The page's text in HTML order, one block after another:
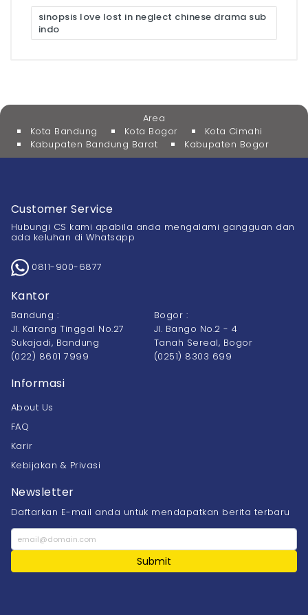
sinopsis love lost in neglect chinese drama sub
indo
Area
Kota Bandung
Kota Bogor
Kota Cimahi
Kabupaten Bandung Barat
Kabupaten Bogor
Customer Service
Hubungi CS kami apabila anda mengalami gangguan dan
ada keluhan di Whatsapp
0811-900-6877
Kantor
Bandung :
Jl. Karang Tinggal No.27
Sukajadi, Bandung
(022) 8601 7999
Bogor :
Jl. Bango No.2 - 4
Tanah Sereal, Bogor
(0251) 8303 699
Informasi
About Us
FAQ
Karir
Kebijakan & Privasi
Newsletter
Daftarkan E-mail anda untuk mendapatkan berita terbaru
Submit